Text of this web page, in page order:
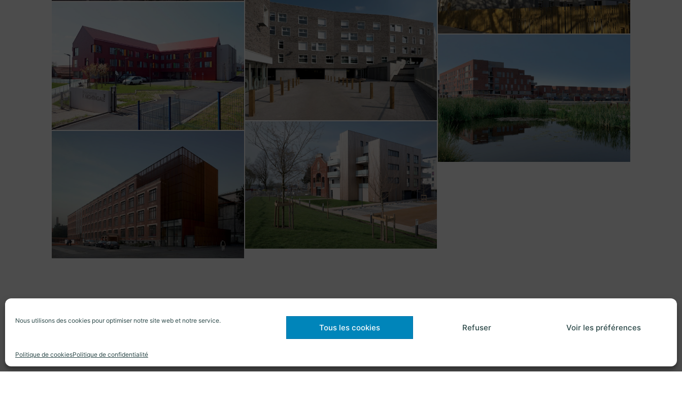
Nous utilisons des cookies pour optimiser notre site web et notre service.
Tous les cookies Refuser Voir les préférences
Politique de cookiesPolitique de confidentialité
© Copyright 2020 Anaa Architectures tous droits réservés |Politique de confidentialité|Politique de cookies